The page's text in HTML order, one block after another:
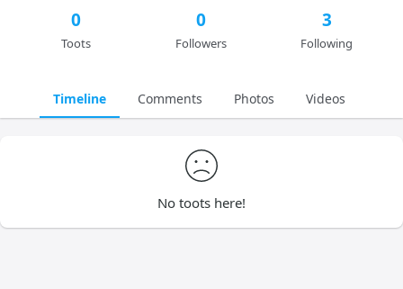
0
Toots
0
Followers
3
Following
Timeline Comments Photos Videos
No toots here!